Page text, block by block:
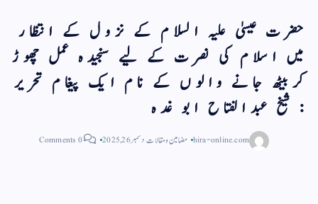
حضرت عیسیٰ علیہ السلام کے نزول کے انتظار
میں اسلام کی نصرت کے لیے سنجیدہ عمل چھوڑ
کربیٹھ جانے والوں کے نام ایک پیغام تحریر
: شیخ عبدالفتاح ابو غدہ
hira-online.com مضامین و مقالاتدسمبر 26, 2025 0 Comments